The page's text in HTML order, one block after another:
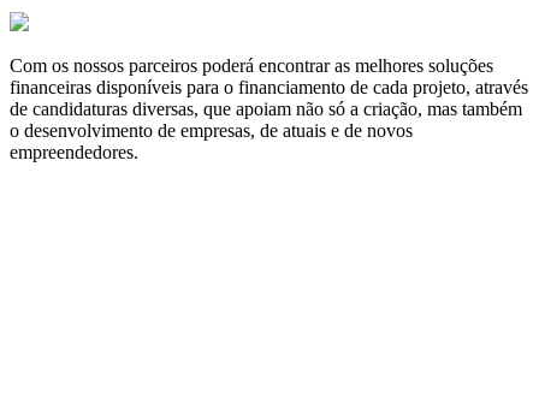
Com os nossos parceiros poderá encontrar as melhores soluções
financeiras disponíveis para o financiamento de cada projeto, através
de candidaturas diversas, que apoiam não só a criação, mas também
o desenvolvimento de empresas, de atuais e de novos
empreendedores.